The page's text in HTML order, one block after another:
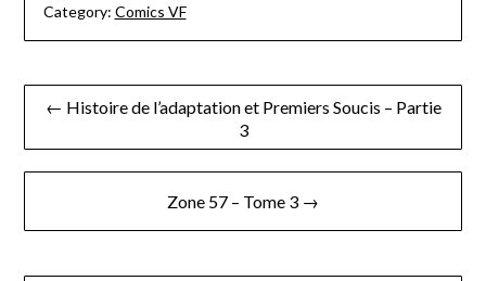
Category: Comics VF
Navigation
l’article
← Histoire de l’adaptation et Premiers Soucis – Partie
3
Zone 57 – Tome 3 →